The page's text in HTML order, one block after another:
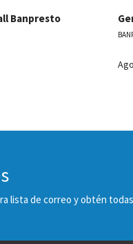
Banpresto
lista de correo y obtén